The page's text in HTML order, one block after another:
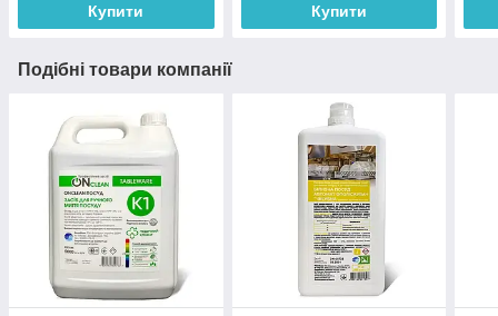
Купити Купити
Подібні товари компанії